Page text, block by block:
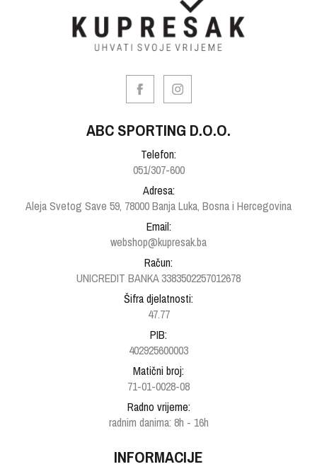
ABC SPORTING D.O.O.
Telefon:
051/307-600
Adresa:
Aleja Svetog Save 59, 78000 Banja Luka, Bosna i Hercegovina
Email:
webshop@kupresak.ba
Račun:
UNICREDIT BANKA 3383502257012678
Šifra djelatnosti:
47.77
PIB:
402925600003
Matični broj:
71-01-0028-08
Radno vrijeme:
radnim danima: 8h - 16h
INFORMACIJE